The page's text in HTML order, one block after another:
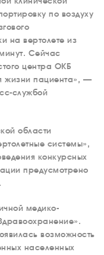
по воздуху
на вертолете из
Сейчас
центра ОКБ
жизни пациента», —
службой
области
системы»,
конкурсных
предусмотрено
медико-
возможность
населенных